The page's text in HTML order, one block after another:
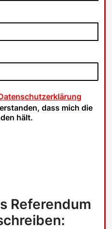
dass mich die
hält.
Referendum